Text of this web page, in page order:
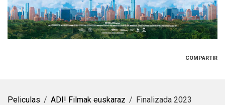
COMPARTIR
Peliculas ADI! Filmak euskaraz Finalizada 2023